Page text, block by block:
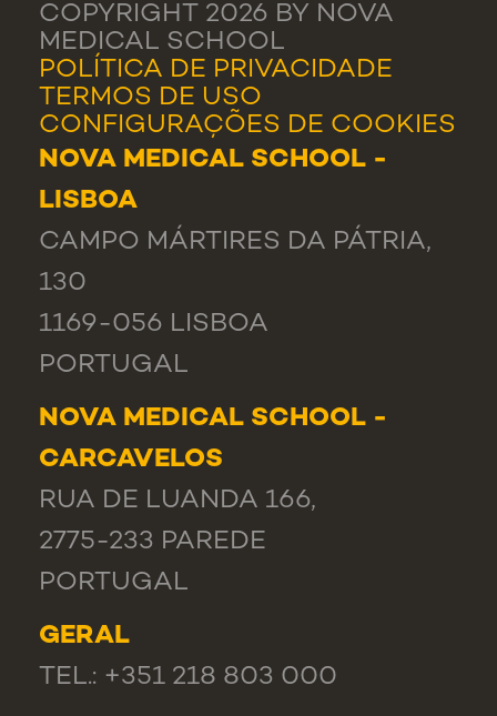
COPYRIGHT 2026 BY NOVA
MEDICAL SCHOOL
POLÍTICA DE PRIVACIDADE
TERMOS DE USO
CONFIGURAÇÕES DE COOKIES
NOVA MEDICAL SCHOOL -
LISBOA
CAMPO MÁRTIRES DA PÁTRIA,
130
1169-056 LISBOA
PORTUGAL
NOVA MEDICAL SCHOOL -
CARCAVELOS
RUA DE LUANDA 166,
2775-233 PAREDE
PORTUGAL
GERAL
TEL.: +351 218 803 000